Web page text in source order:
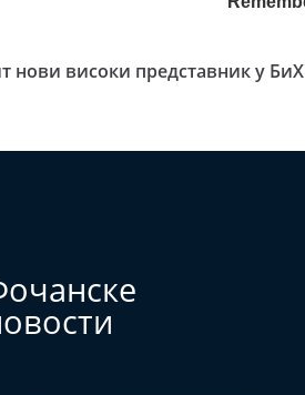
нови високи представник у БиХ